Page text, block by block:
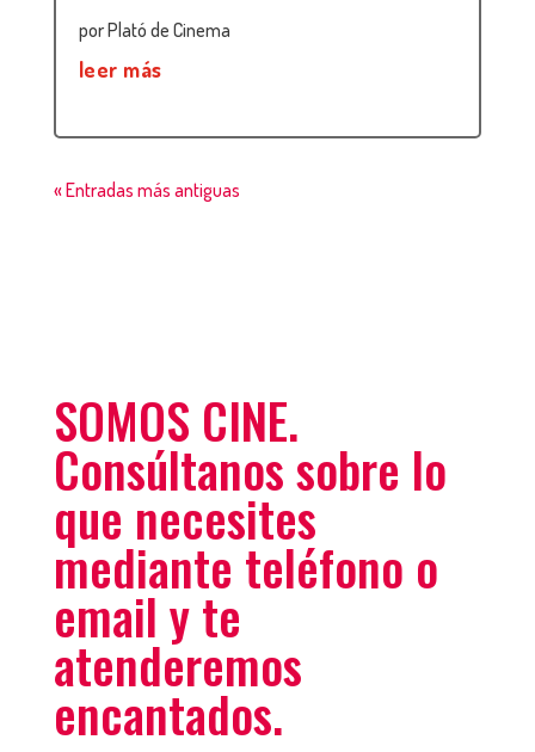
porPlató de Cinema
leer más
« Entradas más antiguas
SOMOS CINE.
Consúltanos sobre lo
que necesites
mediante teléfono o
email y te
atenderemos
encantados.